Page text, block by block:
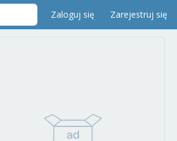
Zaloguj się Zarejestruj się